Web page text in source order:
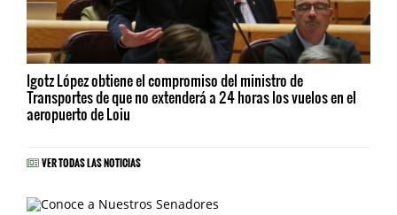
Igotz López obtiene el compromiso del ministro de
Transportes de que no extenderá a 24 horas los vuelos en el
aeropuerto de Loiu
VER TODAS LAS NOTICIAS